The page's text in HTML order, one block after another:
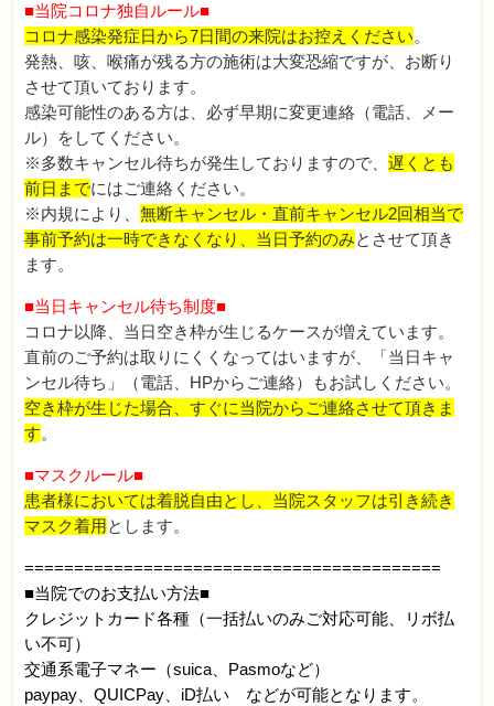
■当院コロナ独自ルール■
コロナ感染発症日から7日間の来院はお控えください。
発熱、咳、喉痛が残る方の施術は大変恐縮ですが、お断り
させて頂いております。
感染可能性のある方は、必ず早期に変更連絡（電話、メー
ル）をしてください。
※多数キャンセル待ちが発生しておりますので、遅くとも
前日までにはご連絡ください。
※内規により、無断キャンセル・直前キャンセル2回相当で
事前予約は一時できなくなり、当日予約のみとさせて頂き
ます。
■当日キャンセル待ち制度■
コロナ以降、当日空き枠が生じるケースが増えています。
直前のご予約は取りにくくなってはいますが、「当日キャ
ンセル待ち」（電話、HPからご連絡）もお試しください。
空き枠が生じた場合、すぐに当院からご連絡させて頂きま
す。
■マスクルール■
患者様においては着脱自由とし、当院スタッフは引き続き
マスク着用とします。
==========================================
■当院でのお支払い方法■
クレジットカード各種（一括払いのみご対応可能、リボ払
い不可）
交通系電子マネー（suica、Pasmoなど）
paypay、QUICPay、iD払い などが可能となります。